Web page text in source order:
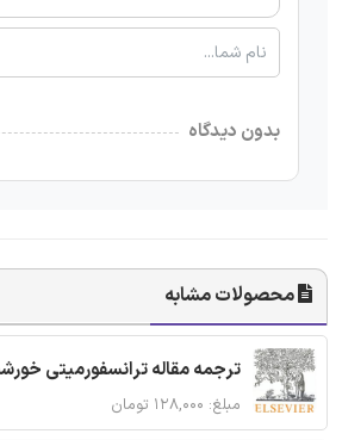
بدون دیدگاه
محصولات مشابه
ترجمه مقاله ترانسفورمیتی
مبلغ: ۱۲۸,۰۰۰ تومان